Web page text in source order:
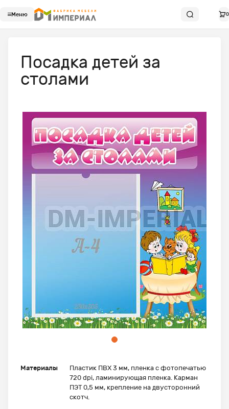
Меню 0
Материалы
Пластик ПВХ 3 мм, пленка с фотопечатью
720 dpi, ламинирующая пленка. Карман
ПЭТ 0,5 мм, крепление на двусторонний
скотч.
Посадка детей за
столами